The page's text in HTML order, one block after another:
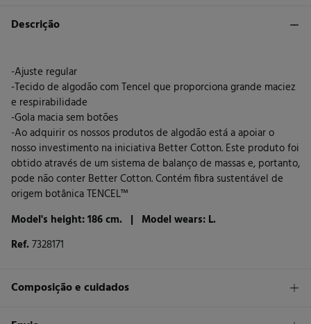
Descrição
-Ajuste regular
-Tecido de algodão com Tencel que proporciona grande maciez
e respirabilidade
-Gola macia sem botões
-Ao adquirir os nossos produtos de algodão está a apoiar o
nosso investimento na iniciativa Better Cotton. Este produto foi
obtido através de um sistema de balanço de massas e, portanto,
pode não conter Better Cotton. Contém fibra sustentável de
origem botânica TENCEL™
Model's height: 186 cm. | Model wears: L.
Ref.7328171
Composição e cuidados
Composição